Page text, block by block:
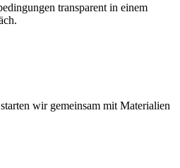
transparent in einem
wir gemeinsam mit Materialien